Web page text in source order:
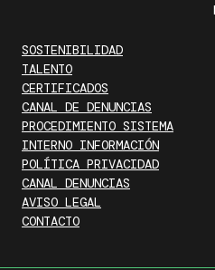
SOSTENIBILIDAD
TALENTO
CERTIFICADOS
CANAL DE DENUNCIAS
PROCEDIMIENTO SISTEMA
INTERNO INFORMACIÓN
POLÍTICA PRIVACIDAD
CANAL DENUNCIAS
AVISO LEGAL
CONTACTO